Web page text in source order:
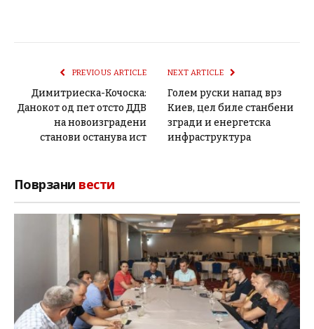
PREVIOUS ARTICLE
Димитриеска-Кочоска:
Данокот од пет отсто ДДВ
на новоизградени
станови останува ист
NEXT ARTICLE
Голем руски напад врз
Киев, цел биле станбени
згради и енергетска
инфраструктура
Поврзани вести